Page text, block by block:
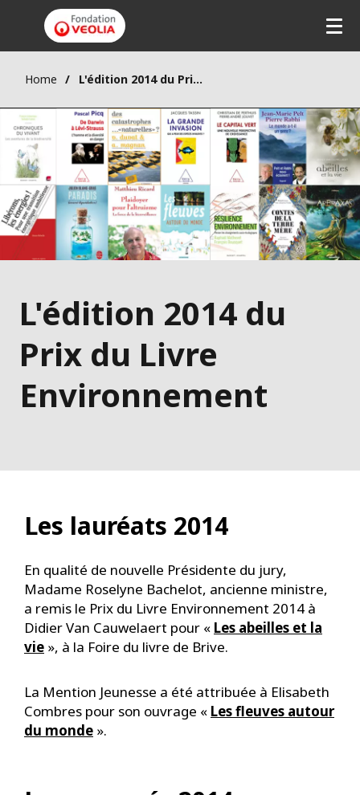
Home L'édition 2014 du Prix du Livre Environnement
L'édition 2014 du
Prix du Livre
Environnement
Les lauréats 2014
En qualité de nouvelle Présidente du jury,
Madame Roselyne Bachelot, ancienne ministre,
a remis le Prix du Livre Environnement 2014 à
Didier Van Cauwelaert pour « Les abeilles et la
vie », à la Foire du livre de Brive.
La Mention Jeunesse a été attribuée à Elisabeth
Combres pour son ouvrage « Les fleuves autour
du monde ».